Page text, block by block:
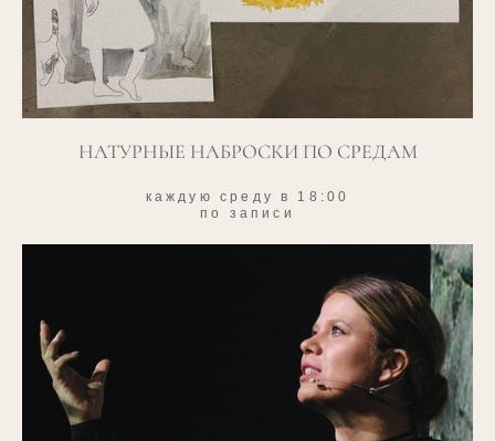
НАТУРНЫЕ НАБРОСКИ ПО СРЕДАМ
каждую среду в 18:00
по записи